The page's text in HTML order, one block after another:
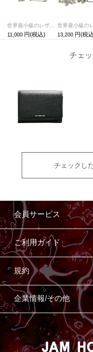
世界最小級のレザーウォレットチャーム
11,000
13,200
チェ
チェックし
会員サービス
ご利用ガイド
規約
企業情報/その他